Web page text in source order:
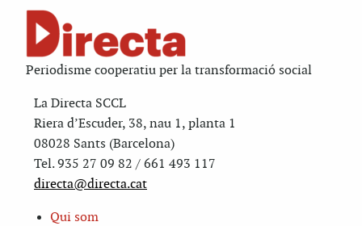
Periodisme cooperatiu per la transformació social
La Directa SCCL
Riera d’Escuder, 38, nau 1, planta 1
08028 Sants (Barcelona)
Tel. 935 27 09 82 / 661 493 117
directa@directa.cat
Qui som